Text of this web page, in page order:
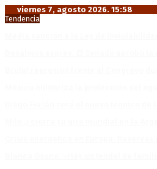
viernes 7, agosto 2026. 15:58
Tendencia